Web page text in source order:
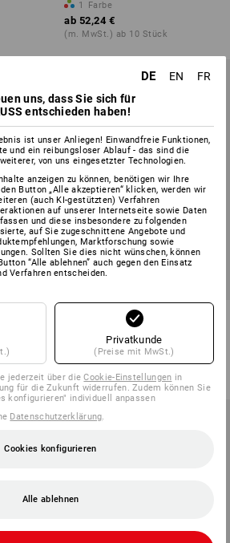
1 Farbe
ab 52,24 €
(m. MwSt.) ab 10 Stück
e.s. Nackenschutz Protos®
Farben
ab 29,63 €
(m. MwSt.) ab 10 Stück
DE EN
FR
uns, dass Sie sich für
entschieden haben!
ist unser Anliegen! Einwandfreie Funktionen,
und ein reibungsloser Ablauf - das sind die
von uns eingesetzter Technologien.
anzeigen zu können, benötigen wir Ihre
Button „Alle akzeptieren“ klicken, werden wir
(auch KI-gestützten) Verfahren
auf unserer Internetseite sowie Daten
und diese insbesondere zu folgenden
auf Sie zugeschnittene Angebote und
Marktforschung sowie
Sollten Sie dies nicht wünschen, können
“Alle ablehnen” auch gegen den Einsatz
Verfahren entscheiden.
Privatkunde
(Preise mit MwSt.)
jederzeit über dieCookie-Einstellungen in
für die Zukunft widerrufen. Zudem können Sie
konfigurieren" individuell anpassen
Datenschutzerklärung
Cookies konfigurieren
Alle ablehnen